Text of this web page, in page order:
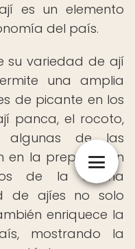
es un elemento
del país.
su variedad de ají
una amplia
de picante en los
panca, el rocoto,
algunas de las
en la preparación
de la cocina
de ajíes no solo
enriquece la
mostrando la